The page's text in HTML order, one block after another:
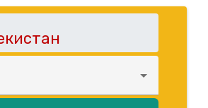
О проекте